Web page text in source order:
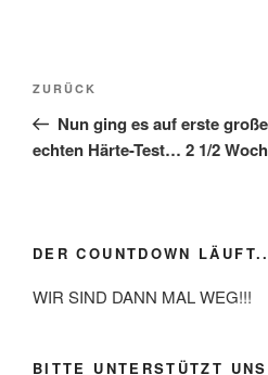
Beitragsnavigation
Vorheriger
Beitrag
ZURÜCK
Nun ging es auf erste
echten Härte-Test… 2 1/2
DER COUNTDOWN
WIR SIND DANN MAL WEG!!!
BITTE UNTERSTÜTZT UNS